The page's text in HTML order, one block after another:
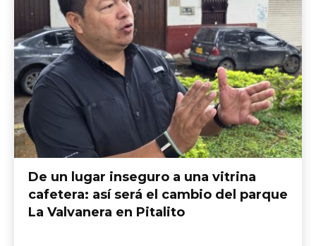
​De un lugar inseguro a una vitrina
cafetera: así será el cambio del parque
La Valvanera en Pitalito